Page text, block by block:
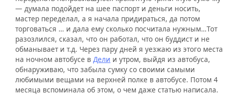
— думала подойдет на шее паспорт и деньги носить,
мастер переделал, а я начала придираться, да потом
торговаться … и дала ему сколько посчитала нужным…Тот
разозлился, сказал, что он работал, что он буддист и не
обманывает и т.д. Через пару дней я уезжаю из этого места
на ночном автобусе в Дели и утром, выйдя из автобуса,
обнаруживаю, что забыла сумку со своими самыми
любимыми вещами на верхней полке в автобусе. Потом 4
месяца вспоминала об этом, о чем даже статью написала.